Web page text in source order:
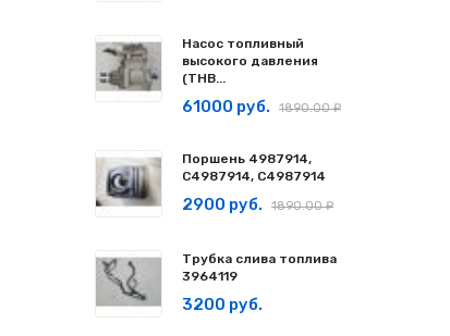
Насос топливный
высокого давления
(ТНВ...
61000 руб. 1890.00 ₽
Поршень 4987914,
C4987914, С4987914
2900 руб. 1890.00 ₽
Трубка слива топлива
3964119
3200 руб.